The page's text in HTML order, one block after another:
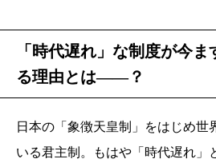
「時代遅れ」な制度が今
る理由とは――？
日本の「象徴天皇制」をはじめ世
いる君主制。もはや「時代遅れ」